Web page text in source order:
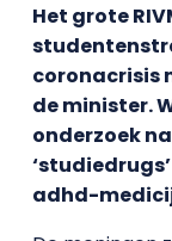
Het grote
coronacrisis
de minister.
onderzoek
adhd-